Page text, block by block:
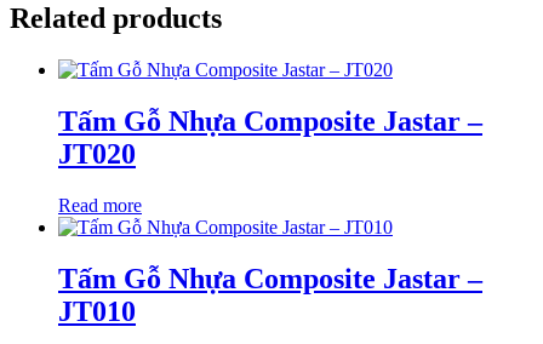
Related products
Tấm Gỗ Nhựa Composite Jastar –
JT020
Read more
Tấm Gỗ Nhựa Composite Jastar –
JT010